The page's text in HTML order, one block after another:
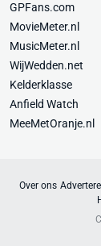
GPFans.com
MovieMeter.nl
MusicMeter.nl
WijWedden.net
Kelderklasse
Anfield Watch
MeeMetOranje.nl
Over ons